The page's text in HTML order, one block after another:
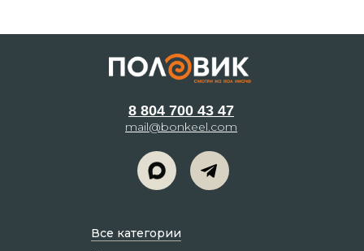
8 804 700 43 47
mail@bonkeel.com
Все категории